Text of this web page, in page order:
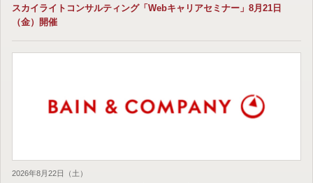
スカイライトコンサルティング「Webキャリアセミナー」8月21日
（金）開催
2026年8月22日（土）